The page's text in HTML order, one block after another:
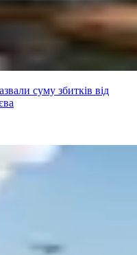
суму збитків від